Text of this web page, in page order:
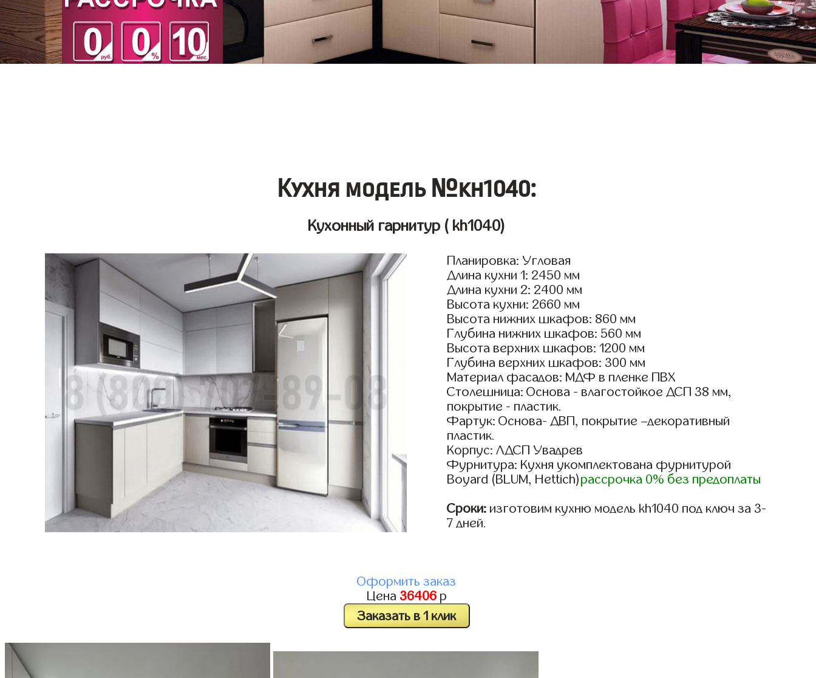
Кухня модель №kh1040:
Кухонный гарнитур ( kh1040)
Планировка: Угловая
Длина кухни 1: 2450 мм
Длина кухни 2: 2400 мм
Высота кухни: 2660 мм
Высота нижних шкафов: 860 мм
Глубина нижних шкафов: 560 мм
Высота верхних шкафов: 1200 мм
Глубина верхних шкафов: 300 мм
Материал фасадов: МДФ в пленке ПВХ
Столешница: Основа - влагостойкое ДСП 38 мм,
покрытие - пластик.
Фартук: Основа- ДВП, покрытие –декоративный
пластик.
Корпус: ЛДСП Увадрев
Фурнитура: Кухня укомплектована фурнитурой
Boyard (BLUM, Hettich)рассрочка 0% без предоплаты
Сроки: изготовим кухню модель kh1040 под ключ за 3-
7 дней.
Оформить заказ
Цена 36406р
Заказать в 1 клик